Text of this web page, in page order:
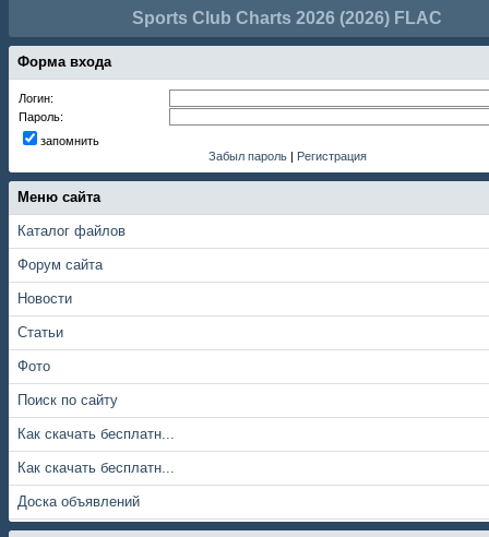
Sports Club Charts 2026 (2026) FLAC
Форма входа
Логин:
Пароль:
запомнить
Забыл пароль | Регистрация
Меню сайта
Каталог файлов
Форум сайта
Новости
Статьи
Фото
Поиск по сайту
Как скачать бесплатн...
Как скачать бесплатн...
Доска объявлений